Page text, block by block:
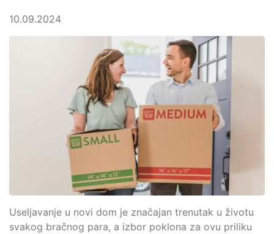
10.09.2024
Useljavanje u novi dom je značajan trenutak u životu
svakog bračnog para, a izbor poklona za ovu priliku